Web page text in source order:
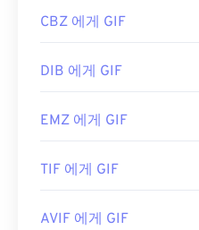
CBZ 에게 GIF
DIB 에게 GIF
EMZ 에게 GIF
TIF 에게 GIF
AVIF 에게 GIF